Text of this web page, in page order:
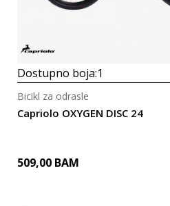
Dostupno boja:1
Capriolo OXYGEN DISC 24
Bicikl za odrasle
509,00 BAM